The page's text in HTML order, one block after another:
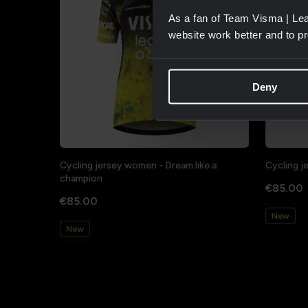
As a fan of Team Visma |
website work better and to
Deny
Cycling jersey women - Dream like a
champion
€85.00
New
Cycling
€85.00
New